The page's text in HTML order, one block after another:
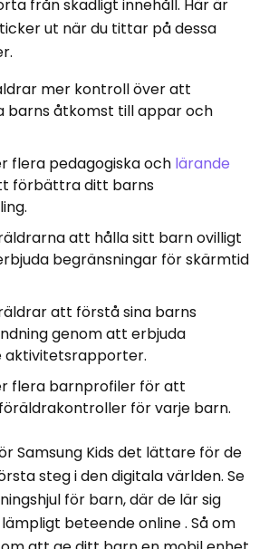
från skadligt innehåll. Här är
ut när du tittar på dessa
mer kontroll över att
barns åtkomst till appar och
flera pedagogiska och lärande
förbättra ditt barns
att hålla sitt barn ovilligt
begränsningar för skärmtid
att förstå sina barns
genom att erbjuda
flera barnprofiler för att
för varje barn.
Samsung Kids det lättare för de
steg i den digitala världen. Se
för barn, där de lär sig
beteende online . Så om